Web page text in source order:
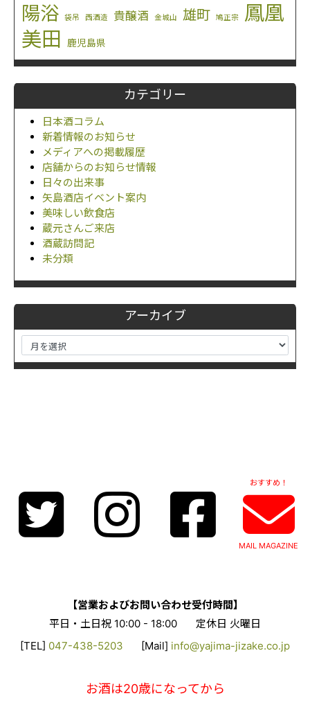
陽浴
袋吊 西酒造 貴醸酒 金城山 雄町 鳩正宗
鳳凰
美田
鹿児島県
カテゴリー
日本酒コラム
新着情報のお知らせ
メディアへの掲載履歴
店舗からのお知らせ情報
日々の出来事
矢島酒店イベント案内
美味しい飲食店
蔵元さんご来店
酒蔵訪問記
未分類
アーカイブ
おすすめ！
MAIL MAGAZINE
【営業およびお問い合わせ受付時間】
平日・土日祝 10:00 - 18:00
定休日 火曜日
[TEL] 047-438-5203 [Mail] info@yajima-jizake.co.jp
お酒は20歳になってから